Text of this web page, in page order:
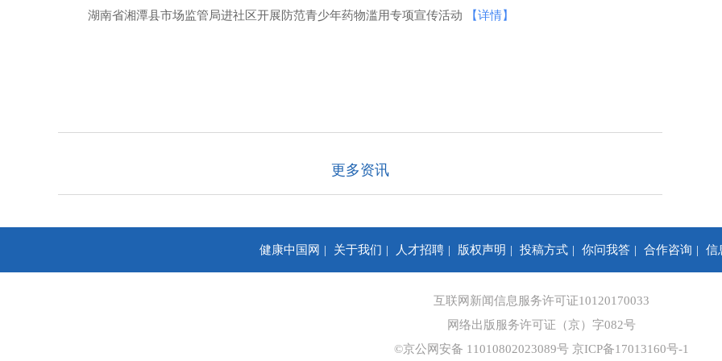
湖南省湘潭县市场监管局进社区开展防范青少年药物滥用专项宣传活动 【详情】
更多资讯
健康中国网 关于我们 人才招聘 版权声明 投稿方式 你问我答 合作咨询 信
互联网新闻信息服务许可证10120170033
网络出版服务许可证（京）字082号
©京公网安备 11010802023089号 京ICP备17013160号-1